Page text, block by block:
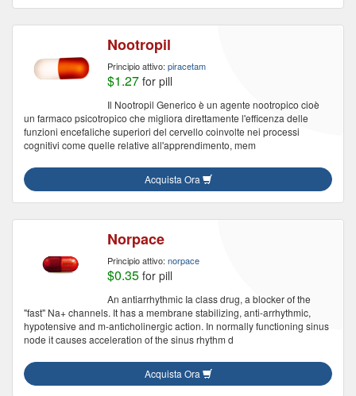
Nootropil
Principio attivo: piracetam
$1.27 for pill
Il Nootropil Generico è un agente nootropico cioè
un farmaco psicotropico che migliora direttamente l'efficenza delle
funzioni encefaliche superiori del cervello coinvolte nei processi
cognitivi come quelle relative all'apprendimento, mem
Acquista Ora
Norpace
Principio attivo: norpace
$0.35 for pill
An antiarrhythmic Ia class drug, a blocker of the
"fast" Na+ channels. It has a membrane stabilizing, anti-arrhythmic,
hypotensive and m-anticholinergic action. In normally functioning sinus
node it causes acceleration of the sinus rhythm d
Acquista Ora